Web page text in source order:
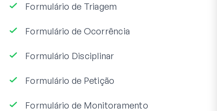
Formulário de Triagem
Formulário de Ocorrência
Formulário Disciplinar
Formulário de Petição
Formulário de Monitoramento